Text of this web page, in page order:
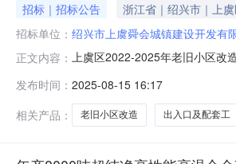
招标｜招标公告 浙江省｜绍兴市｜上
招标单位： 绍兴市上虞舜会城镇建设开发有
正文内容： 上虞区2022-2025年老旧小区改
限公司），现对该项目进行公开
元，计划工期120日历天，
发布时间： 2025-08-15 16:17
相关产品：
老旧小区改造 出入口及配套工